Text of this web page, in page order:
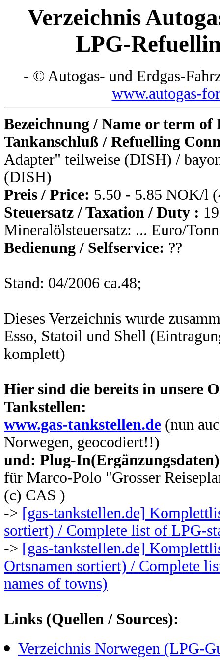
Verzeichnis
LPG-
- © Autogas- und Erdgas-
www.autogas-
Bezeichnung / Name or term of
Tankanschluß / Refuelling
Adapter" teilweise (DISH) /
(DISH)
Preis / Price: 5.50 - 5.85 NOK/l
Steuersatz / Taxation / Duty :
Mineralölsteuersatz: ... Euro/
Bedienung / Selfservice: ??
Stand: 04/2006 ca.48;
Dieses Verzeichnis wurde
Esso, Statoil und Shell
komplett)
Hier sind die bereits in unsere
Tankstellen:
www.gas-tankstellen.de (nun
Norwegen, geocodiert!!)
und: Plug-In(Ergänzungsdaten)
für Marco-Polo "Grosser
(c) CAS )
-> [gas-tankstellen.de]
sortiert) / Complete list of LPG-
-> [gas-tankstellen.de]
Ortsnamen sortiert) / Complete
names of towns)
Links (Quellen / Sources):
Verzeichnis Norwegen (LPG-